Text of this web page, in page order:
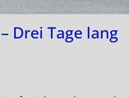
Drei Tage lang